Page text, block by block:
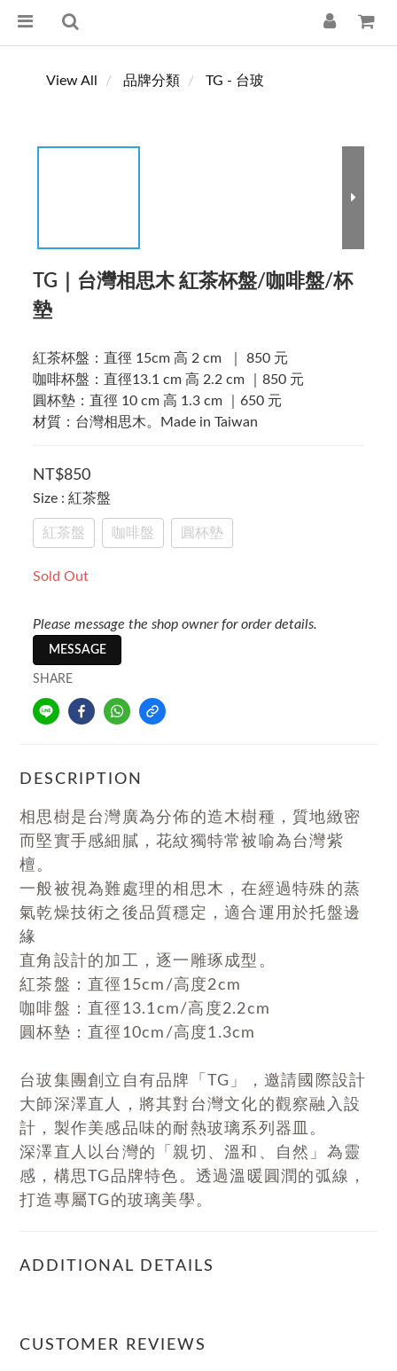
View All 品牌分類 TG - 台玻
TG｜台灣相思木 紅茶杯盤/咖啡盤/杯
墊
紅茶杯盤：直徑 15cm 高 2 cm  ｜ 850 元
咖啡杯盤：直徑13.1 cm 高 2.2 cm ｜850 元
圓杯墊：直徑 10 cm 高 1.3 cm ｜650 元
材質：台灣相思木。Made in Taiwan
NT$850
Size : 紅茶盤
紅茶盤 咖啡盤 圓杯墊
Sold Out
Please message the shop owner for order details.
MESSAGE
SHARE
DESCRIPTION
相思樹是台灣廣為分佈的造木樹種，質地緻密
而堅實手感細膩，花紋獨特常被喻為台灣紫
檀。
一般被視為難處理的相思木，在經過特殊的蒸
氣乾燥技術之後品質穩定，適合運用於托盤邊
緣
直角設計的加工，逐一雕琢成型。
紅茶盤：直徑15cm/高度2cm
咖啡盤：直徑13.1cm/高度2.2cm
圓杯墊：直徑10cm/高度1.3cm
台玻集團創立自有品牌「TG」，邀請國際設計
大師深澤直人，將其對台灣文化的觀察融入設
計，製作美感品味的耐熱玻璃系列器皿。
深澤直人以台灣的「親切、溫和、自然」為靈
感，構思TG品牌特色。透過溫暖圓潤的弧線，
打造專屬TG的玻璃美學。
ADDITIONAL DETAILS
CUSTOMER REVIEWS